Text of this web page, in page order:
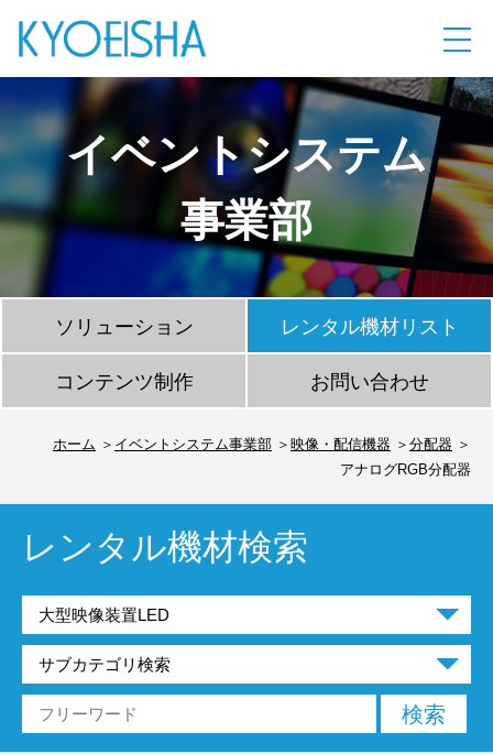
イベントシステム
事業部
ソリューション レンタル機材リスト
コンテンツ制作 お問い合わせ
ホーム イベントシステム事業部 映像・配信機器
分配器
アナログRGB分配器
レンタル機材検索